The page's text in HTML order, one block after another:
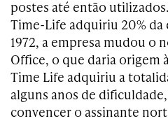
postes até então
Time-Life adquiriu 20% da
1972, a empresa mudou o
Office, o que daria origem
Time Life adquiriu a
alguns anos de
convencer o assinante